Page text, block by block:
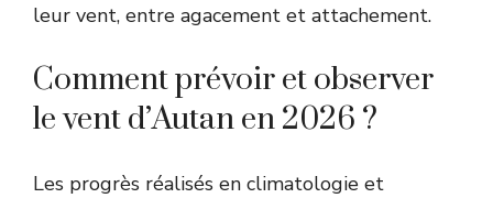
leur vent, entre agacement et attachement.
Comment prévoir et observer
le vent d’Autan en 2026 ?
Les progrès réalisés en climatologie et